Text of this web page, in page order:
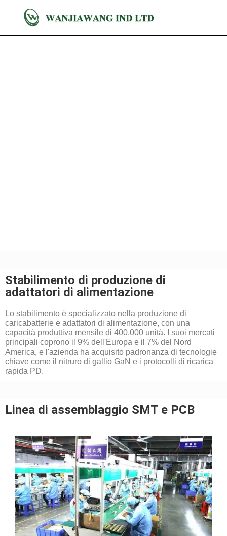
Stabilimento di produzione di
adattatori di alimentazione
Lo stabilimento è specializzato nella produzione di
caricabatterie e adattatori di alimentazione, con una
capacità produttiva mensile di 400.000 unità. I ​​suoi mercati
principali coprono il 9% dell'Europa e il 7% del Nord
America, e l'azienda ha acquisito padronanza di tecnologie
chiave come il nitruro di gallio GaN e i protocolli di ricarica
rapida PD.
Linea di assemblaggio SMT e PCB